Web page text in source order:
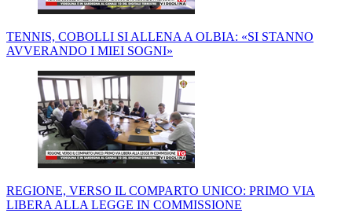
TENNIS, COBOLLI SI ALLENA A OLBIA: «SI STANNO
AVVERANDO I MIEI SOGNI»
REGIONE, VERSO IL COMPARTO UNICO: PRIMO VIA
LIBERA ALLA LEGGE IN COMMISSIONE